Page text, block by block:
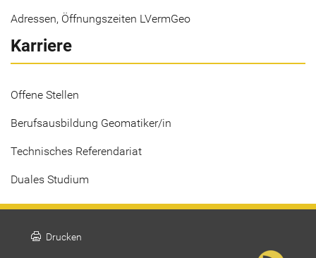
Adressen, Öffnungszeiten LVermGeo
Karriere
Offene Stellen
Berufsausbildung Geomatiker/in
Technisches Referendariat
Duales Studium
print Drucken